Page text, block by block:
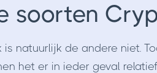
soorten
natuurlijk de andere niet.
het er in ieder geval